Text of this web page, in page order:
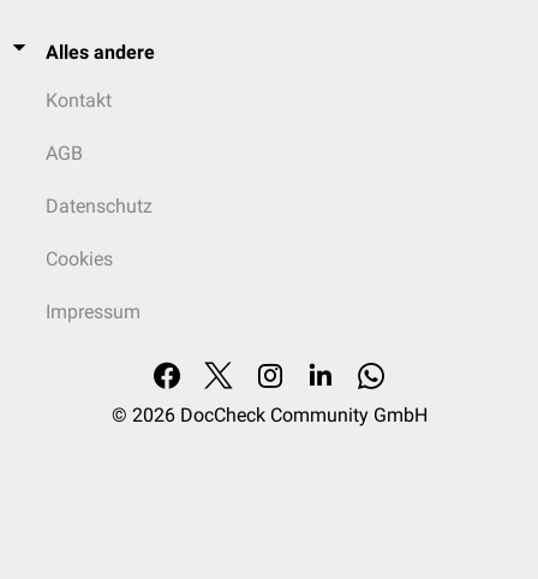
Alles andere
Kontakt
AGB
Datenschutz
Cookies
Impressum
© 2026 DocCheck Community GmbH